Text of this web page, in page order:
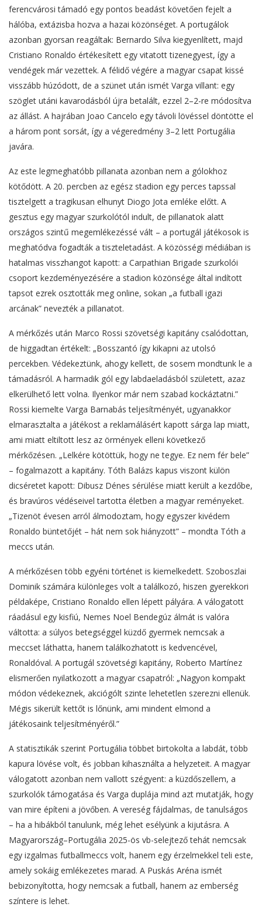
ferencvárosi támadó egy pontos beadást követően fejelt a
hálóba, extázisba hozva a hazai közönséget. A portugálok
azonban gyorsan reagáltak: Bernardo Silva kiegyenlített, majd
Cristiano Ronaldo értékesített egy vitatott tizenegyest, így a
vendégek már vezettek. A félidő végére a magyar csapat kissé
visszább húzódott, de a szünet után ismét Varga villant: egy
szöglet utáni kavarodásból újra betalált, ezzel 2–2-re módosítva
az állást. A hajrában Joao Cancelo egy távoli lövéssel döntötte el
a három pont sorsát, így a végeredmény 3–2 lett Portugália
javára.
Az este legmeghatóbb pillanata azonban nem a gólokhoz
kötődött. A 20. percben az egész stadion egy perces tapssal
tisztelgett a tragikusan elhunyt Diogo Jota emléke előtt. A
gesztus egy magyar szurkolótól indult, de pillanatok alatt
országos szintű megemlékezéssé vált – a portugál játékosok is
meghatódva fogadták a tiszteletadást. A közösségi médiában is
hatalmas visszhangot kapott: a Carpathian Brigade szurkolói
csoport kezdeményezésére a stadion közönsége által indított
tapsot ezrek osztották meg online, sokan „a futball igazi
arcának” nevezték a pillanatot.
A mérkőzés után Marco Rossi szövetségi kapitány csalódottan,
de higgadtan értékelt: „Bosszantó így kikapni az utolsó
percekben. Védekeztünk, ahogy kellett, de sosem mondtunk le a
támadásról. A harmadik gól egy labdaeladásból született, azaz
elkerülhető lett volna. Ilyenkor már nem szabad kockáztatni.”
Rossi kiemelte Varga Barnabás teljesítményét, ugyanakkor
elmarasztalta a játékost a reklamálásért kapott sárga lap miatt,
ami miatt eltiltott lesz az örmények elleni következő
mérkőzésen. „Lelkére kötöttük, hogy ne tegye. Ez nem fér bele”
– fogalmazott a kapitány. Tóth Balázs kapus viszont külön
dicséretet kapott: Dibusz Dénes sérülése miatt került a kezdőbe,
és bravúros védéseivel tartotta életben a magyar reményeket.
„Tizenöt évesen arról álmodoztam, hogy egyszer kivédem
Ronaldo büntetőjét – hát nem sok hiányzott” – mondta Tóth a
meccs után.
A mérkőzésen több egyéni történet is kiemelkedett. Szoboszlai
Dominik számára különleges volt a találkozó, hiszen gyerekkori
példaképe, Cristiano Ronaldo ellen lépett pályára. A válogatott
ráadásul egy kisfiú, Nemes Noel Bendegúz álmát is valóra
váltotta: a súlyos betegséggel küzdő gyermek nemcsak a
meccset láthatta, hanem találkozhatott is kedvencével,
Ronaldóval. A portugál szövetségi kapitány, Roberto Martínez
elismerően nyilatkozott a magyar csapatról: „Nagyon kompakt
módon védekeznek, akciógólt szinte lehetetlen szerezni ellenük.
Mégis sikerült kettőt is lőnünk, ami mindent elmond a
játékosaink teljesítményéről.”
A statisztikák szerint Portugália többet birtokolta a labdát, több
kapura lövése volt, és jobban kihasználta a helyzeteit. A magyar
válogatott azonban nem vallott szégyent: a küzdőszellem, a
szurkolók támogatása és Varga duplája mind azt mutatják, hogy
van mire építeni a jövőben. A vereség fájdalmas, de tanulságos
– ha a hibákból tanulunk, még lehet esélyünk a kijutásra. A
Magyarország–Portugália 2025-ös vb-selejtező tehát nemcsak
egy izgalmas futballmeccs volt, hanem egy érzelmekkel teli este,
amely sokáig emlékezetes marad. A Puskás Aréna ismét
bebizonyította, hogy nemcsak a futball, hanem az emberség
színtere is lehet.